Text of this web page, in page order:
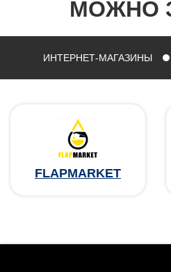
МОЖНО
ИНТЕРНЕТ-МАГАЗИНЫ
FLAPMARKET